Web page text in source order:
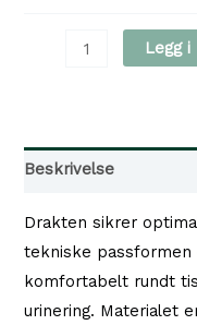
Suit
Helårs
heldress,
Tispe
antall
Legg
Beskrivelse
Drakten sikrer
tekniske
komfortabelt rundt
urinering. Materialet